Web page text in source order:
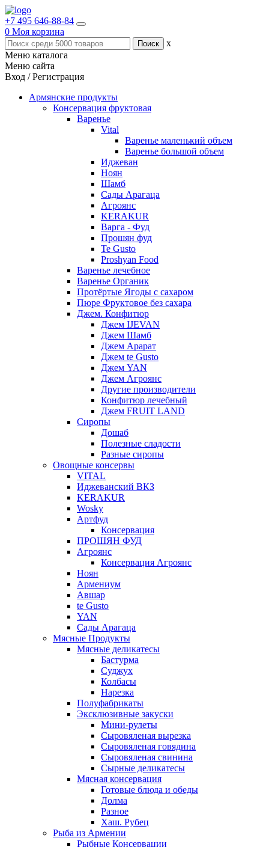
+7 495 646-88-84
0 Моя корзина
x
Меню каталога
Меню сайта
Вход / Регистрация
Армянские продукты
Консервация фруктовая
Варенье
Vital
Варенье маленький объем
Варенье большой объем
Иджеван
Ноян
Шамб
Сады Арагаца
Агроянс
KERAKUR
Варга - Фуд
Прошян фуд
Te Gusto
Proshyan Food
Варенье лечебное
Варенье Органик
Протёртые Ягоды с сахаром
Пюре Фруктовое без сахара
Джем. Конфитюр
Джем IJEVAN
Джем Шамб
Джем Арарат
Джем te Gusto
Джем YAN
Джем Агроянс
Другие производители
Конфитюр лечебный
Джем FRUIT LAND
Сиропы
Дошаб
Полезные сладости
Разные сиропы
Овощные консервы
VITAL
Иджеванский ВКЗ
KERAKUR
Wosky
Артфуд
Консервация
ПРОШЯН ФУД
Агроянс
Консервация Агроянс
Ноян
Армениум
Авшар
te Gusto
YAN
Сады Арагаца
Мясные Продукты
Мясные деликатесы
Бастурма
Суджух
Колбасы
Нарезка
Полуфабрикаты
Эксклюзивные закуски
Мини-рулеты
Сыровяленая вырезка
Сыровяленая говядина
Сыровяленая свинина
Сырные деликатесы
Мясная консервация
Готовые блюда и обеды
Долма
Разное
Хаш. Рубец
Рыба из Армении
Рыбные Консервации